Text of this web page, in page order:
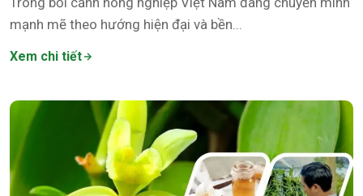
mạnh mẽ theo hướng hiện đại và bền...
Xem chi tiết